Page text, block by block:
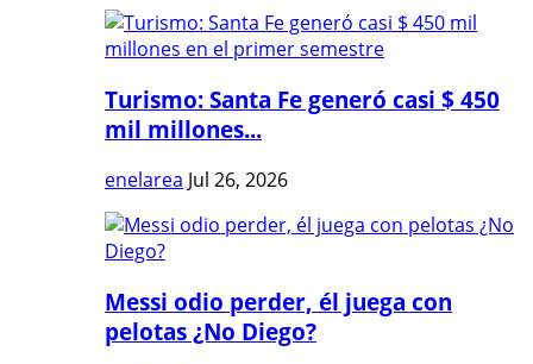
Turismo: Santa Fe generó casi $ 450
mil millones...
enelarea Jul 26, 2026
Messi odio perder, él juega con
pelotas ¿No Diego?